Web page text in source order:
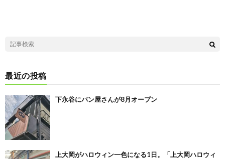
最近の投稿
下永谷にパン屋さんが8月オープン
上大岡がハロウィン一色になる1日。「上大岡ハロウィ